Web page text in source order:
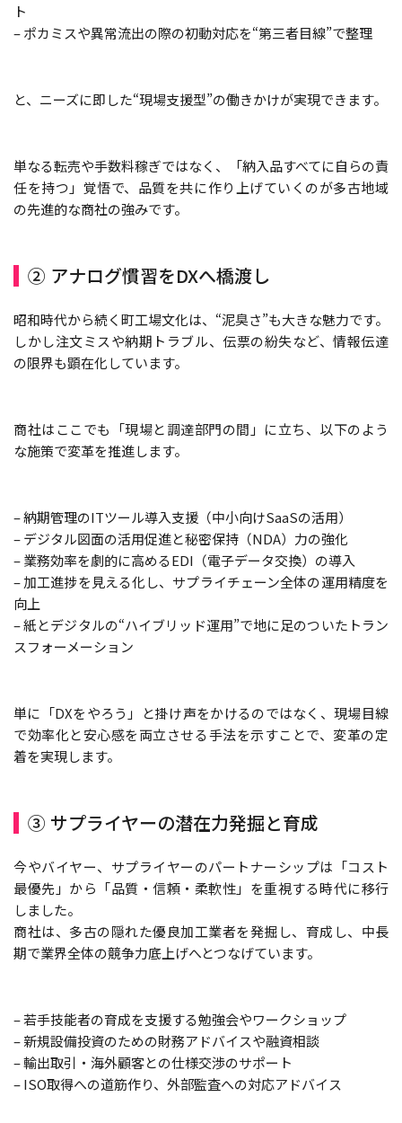
ト
– ポカミスや異常流出の際の初動対応を“第三者目線”で整理
と、ニーズに即した“現場支援型”の働きかけが実現できます。
単なる転売や手数料稼ぎではなく、「納入品すべてに自らの責
任を持つ」覚悟で、品質を共に作り上げていくのが多古地域
の先進的な商社の強みです。
② アナログ慣習をDXへ橋渡し
昭和時代から続く町工場文化は、“泥臭さ”も大きな魅力です。
しかし注文ミスや納期トラブル、伝票の紛失など、情報伝達
の限界も顕在化しています。
商社はここでも「現場と調達部門の間」に立ち、以下のよう
な施策で変革を推進します。
– 納期管理のITツール導入支援（中小向けSaaSの活用）
– デジタル図面の活用促進と秘密保持（NDA）力の強化
– 業務効率を劇的に高めるEDI（電子データ交換）の導入
– 加工進捗を見える化し、サプライチェーン全体の運用精度を
向上
– 紙とデジタルの“ハイブリッド運用”で地に足のついたトラン
スフォーメーション
単に「DXをやろう」と掛け声をかけるのではなく、現場目線
で効率化と安心感を両立させる手法を示すことで、変革の定
着を実現します。
③ サプライヤーの潜在力発掘と育成
今やバイヤー、サプライヤーのパートナーシップは「コスト
最優先」から「品質・信頼・柔軟性」を重視する時代に移行
しました。
商社は、多古の隠れた優良加工業者を発掘し、育成し、中長
期で業界全体の競争力底上げへとつなげています。
– 若手技能者の育成を支援する勉強会やワークショップ
– 新規設備投資のための財務アドバイスや融資相談
– 輸出取引・海外顧客との仕様交渉のサポート
– ISO取得への道筋作り、外部監査への対応アドバイス